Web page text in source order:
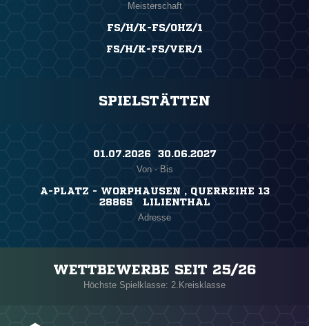
Meisterschaft
FS/H/K-FS/OHZ/1
FS/H/K-FS/VER/1
SPIELSTÄTTEN
01.07.2026 ​ 30.06.2027
Von - Bis
A-PLATZ - WORPHAUSEN , QUERREIHE 13
28865 LILIENTHAL
Adresse
WETTBEWERBE SEIT 25/26
Höchste Spielklasse: 2.Kreisklasse